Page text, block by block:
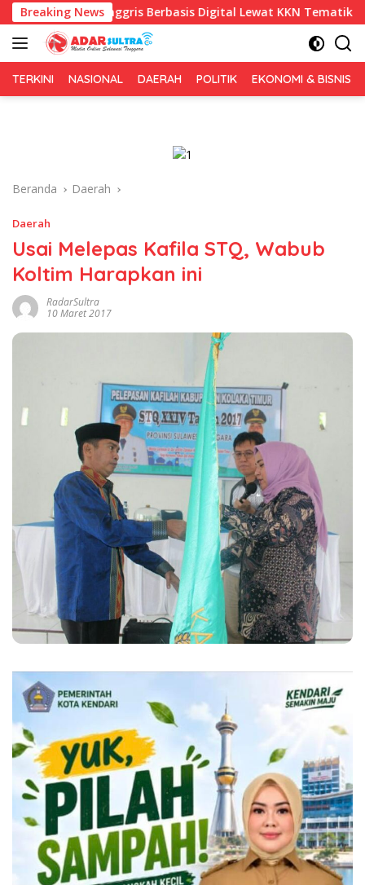
Langsung
ke
konten
Breaking News
Berbasis Digital Lewat KKN Tematik di Desa Alebo
TERKINI NASIONAL DAERAH POLITIK EKONOMI & BISNIS
Beranda Daerah
Daerah
Usai Melepas Kafila STQ, Wabub
Koltim Harapkan ini
RadarSultra
10 Maret 2017